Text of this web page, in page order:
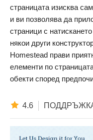
страницата изисква
и ви позволява да
страници с
някои други
Homestead прави
елементи по
обекти според
4.6